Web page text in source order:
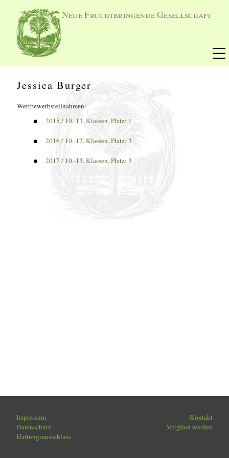
Neue Fruchtbringende Gesellschaft
Jessica Burger
Wettbewerbsteilnahmen:
2015 / 10.-13. Klassen, Platz: 1
2016 / 10.-12. Klassen, Platz: 3
2017 / 10.-13. Klassen, Platz: 3
Impressum
Datenschutz
Haftungsausschluss
Kontakt
Mitglied werden